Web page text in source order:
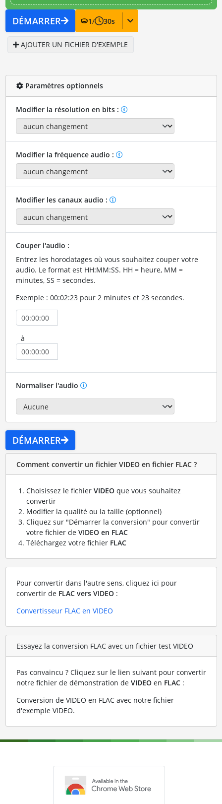
DÉMARRER 1/ 30s
AJOUTER UN FICHIER D'EXEMPLE
Paramètres optionnels
Modifier la résolution en bits :
Modifier la fréquence audio :
Modifier les canaux audio :
Couper l'audio :
Entrez les horodatages où vous souhaitez couper votre
audio. Le format est HH:MM:SS. HH = heure, MM =
minutes, SS = secondes.
Exemple : 00:02:23 pour 2 minutes et 23 secondes.
à
Normaliser l'audio
DÉMARRER
Comment convertir un fichier VIDEO en fichier FLAC ?
Choisissez le fichier VIDEOque vous souhaitez
convertir
Modifier la qualité ou la taille (optionnel)
Cliquez sur "Démarrer la conversion" pour convertir
votre fichier de VIDEO en FLAC
Téléchargez votre fichier FLAC
Pour convertir dans l'autre sens, cliquez ici pour
convertir de FLAC vers VIDEO:
Convertisseur FLAC en VIDEO
Essayez la conversion FLAC avec un fichier test VIDEO
Pas convaincu ? Cliquez sur le lien suivant pour convertir
notre fichier de démonstration de VIDEOen FLAC:
Conversion de VIDEO en FLAC avec notre fichier
d'exemple VIDEO.